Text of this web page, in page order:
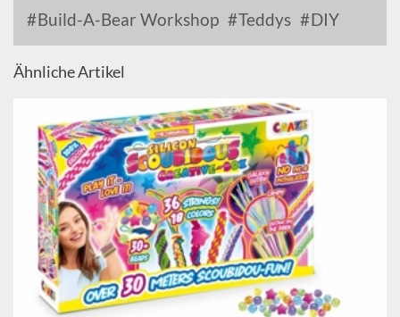
Build-A-Bear Workshop Teddys DIY
Ähnliche Artikel